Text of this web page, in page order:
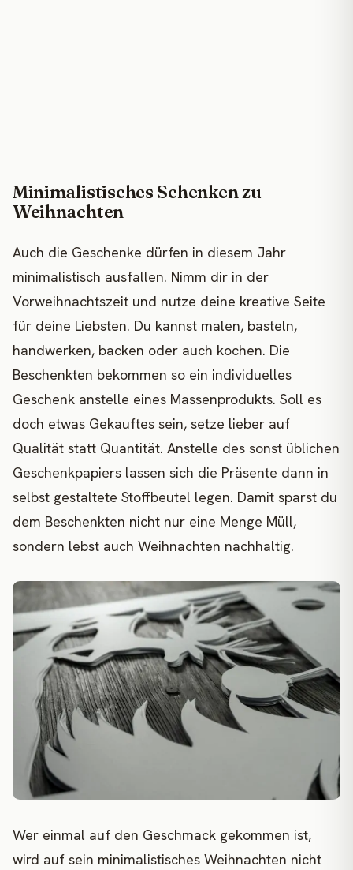
Minimalistisches Schenken zu
Weihnachten
Auch die Geschenke dürfen in diesem Jahr
minimalistisch ausfallen. Nimm dir in der
Vorweihnachtszeit und nutze deine kreative Seite
für deine Liebsten. Du kannst malen, basteln,
handwerken, backen oder auch kochen. Die
Beschenkten bekommen so ein individuelles
Geschenk anstelle eines Massenprodukts. Soll es
doch etwas Gekauftes sein, setze lieber auf
Qualität statt Quantität. Anstelle des sonst üblichen
Geschenkpapiers lassen sich die Präsente dann in
selbst gestaltete Stoffbeutel legen. Damit sparst du
dem Beschenkten nicht nur eine Menge Müll,
sondern lebst auch Weihnachten nachhaltig.
Wer einmal auf den Geschmack gekommen ist,
wird auf sein minimalistisches Weihnachten nicht